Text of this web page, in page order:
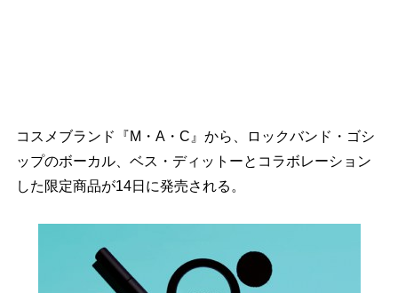
コスメブランド『M・A・C』から、ロックバンド・ゴシ
ップのボーカル、ベス・ディットーとコラボレーション
した限定商品が14日に発売される。